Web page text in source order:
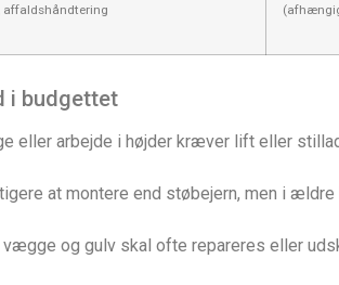
affaldshåndtering
i budgettet
eller arbejde i højder kræver lift eller
at montere end støbejern, men i
vægge og gulv skal ofte repareres eller